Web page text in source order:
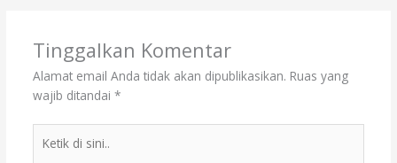
Tinggalkan Komentar
Alamat email Anda tidak akan dipublikasikan. Ruas yang
wajib ditandai *